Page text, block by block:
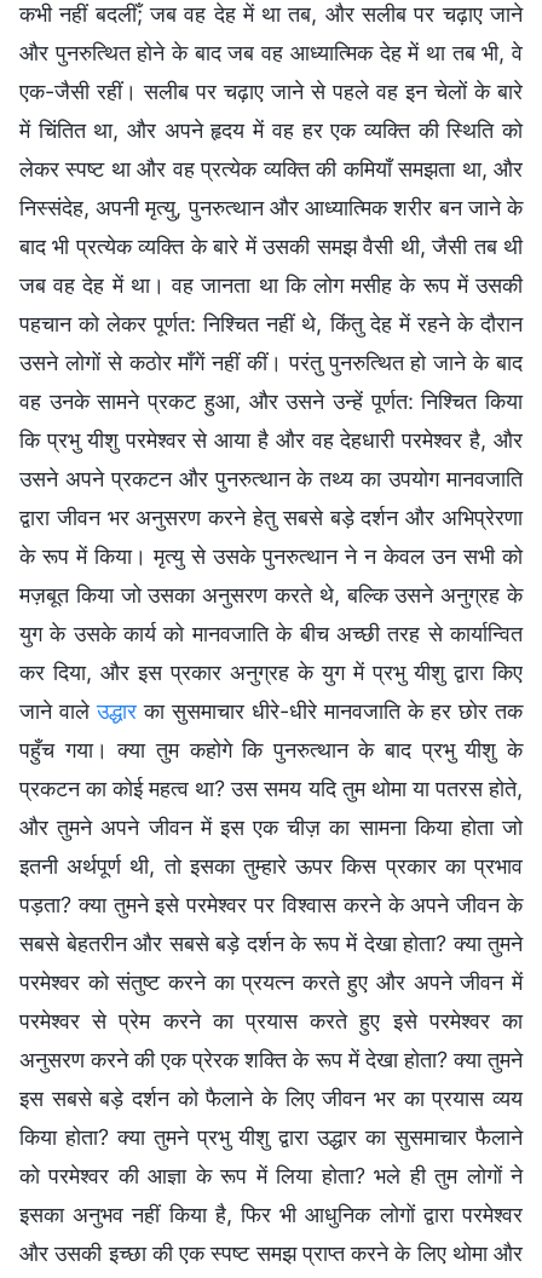
कभी नहीं बदलीँ; जब वह देह में था तब, और सलीब पर चढ़ाए जाने
और पुनरुत्थित होने के बाद जब वह आध्यात्मिक देह में था तब भी, वे
एक-जैसी रहीं। सलीब पर चढ़ाए जाने से पहले वह इन चेलों के बारे
में चिंतित था, और अपने हृदय में वह हर एक व्यक्ति की स्थिति को
लेकर स्पष्ट था और वह प्रत्येक व्यक्ति की कमियाँ समझता था, और
निस्संदेह, अपनी मृत्यु, पुनरुत्थान और आध्यात्मिक शरीर बन जाने के
बाद भी प्रत्येक व्यक्ति के बारे में उसकी समझ वैसी थी, जैसी तब थी
जब वह देह में था। वह जानता था कि लोग मसीह के रूप में उसकी
पहचान को लेकर पूर्णत: निश्चित नहीं थे, किंतु देह में रहने के दौरान
उसने लोगों से कठोर माँगें नहीं कीं। परंतु पुनरुत्थित हो जाने के बाद
वह उनके सामने प्रकट हुआ, और उसने उन्हें पूर्णत: निश्चित किया
कि प्रभु यीशु परमेश्वर से आया है और वह देहधारी परमेश्वर है, और
उसने अपने प्रकटन और पुनरुत्थान के तथ्य का उपयोग मानवजाति
द्वारा जीवन भर अनुसरण करने हेतु सबसे बड़े दर्शन और अभिप्रेरणा
के रूप में किया। मृत्यु से उसके पुनरुत्थान ने न केवल उन सभी को
मज़बूत किया जो उसका अनुसरण करते थे, बल्कि उसने अनुग्रह के
युग के उसके कार्य को मानवजाति के बीच अच्छी तरह से कार्यान्वित
कर दिया, और इस प्रकार अनुग्रह के युग में प्रभु यीशु द्वारा किए
जाने वालेउद्धार का सुसमाचार धीरे-धीरे मानवजाति के हर छोर तक
पहुँच गया। क्या तुम कहोगे कि पुनरुत्थान के बाद प्रभु यीशु के
प्रकटन का कोई महत्व था? उस समय यदि तुम थोमा या पतरस होते,
और तुमने अपने जीवन में इस एक चीज़ का सामना किया होता जो
इतनी अर्थपूर्ण थी, तो इसका तुम्हारे ऊपर किस प्रकार का प्रभाव
पड़ता? क्या तुमने इसे परमेश्वर पर विश्वास करने के अपने जीवन के
सबसे बेहतरीन और सबसे बड़े दर्शन के रूप में देखा होता? क्या तुमने
परमेश्वर को संतुष्ट करने का प्रयत्न करते हुए और अपने जीवन में
परमेश्वर से प्रेम करने का प्रयास करते हुए इसे परमेश्वर का
अनुसरण करने की एक प्रेरक शक्ति के रूप में देखा होता? क्या तुमने
इस सबसे बड़े दर्शन को फैलाने के लिए जीवन भर का प्रयास व्यय
किया होता? क्या तुमने प्रभु यीशु द्वारा उद्धार का सुसमाचार फैलाने
को परमेश्वर की आज्ञा के रूप में लिया होता? भले ही तुम लोगों ने
इसका अनुभव नहीं किया है, फिर भी आधुनिक लोगों द्वारा परमेश्वर
और उसकी इच्छा की एक स्पष्ट समझ प्राप्त करने के लिए थोमा और